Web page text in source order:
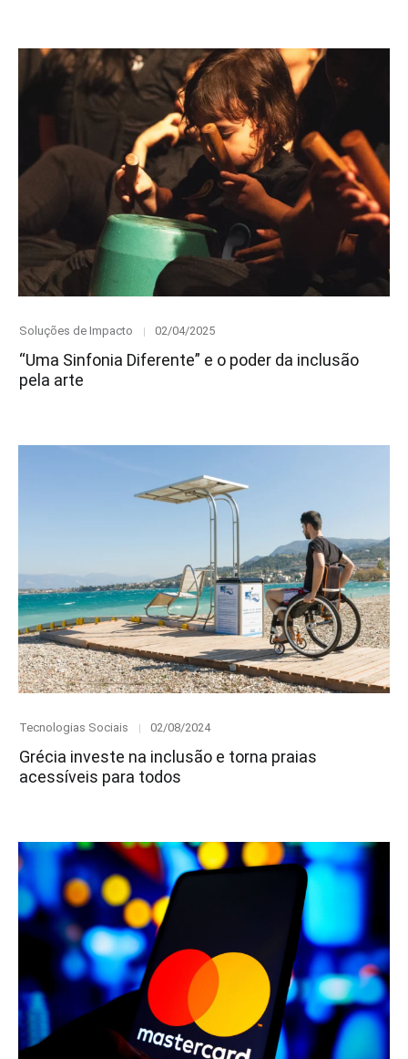
Category
Soluções de Impacto
Posted
02/04/2025
“Uma Sinfonia Diferente” e o poder da inclusão
pela arte
Category
Tecnologias Sociais
Posted
02/08/2024
Grécia investe na inclusão e torna praias
acessíveis para todos